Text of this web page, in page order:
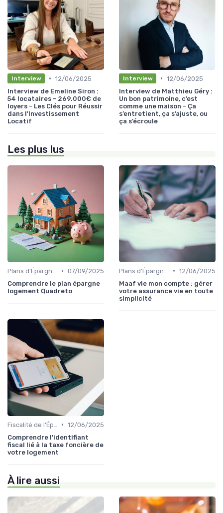
Interview • 12/06/2025
Interview de Emeline Siron :
54 locataires - 269.000€ de
loyers - Les Clés pour Réussir
dans l'Investissement
Locatif
Interview • 12/06/2025
Interview de Matthieu Géry :
Un bon patrimoine, c’est
comme une maison - Ça
s’entretient, ça s’ajuste, ou
ça s’écroule
Les plus lus
• 07/09/2025
Comprendre le plan épargne
logement Quadreto
• 12/06/2025
Maaf vie mon compte : gérer
votre assurance vie en toute
simplicité
• 12/06/2025
Comprendre l'identifiant
fiscal lié à la taxe foncière de
votre logement
À lire aussi